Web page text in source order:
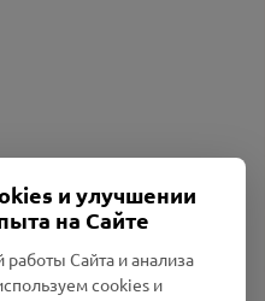
и улучшении
на Сайте
Сайта и анализа
cookies и